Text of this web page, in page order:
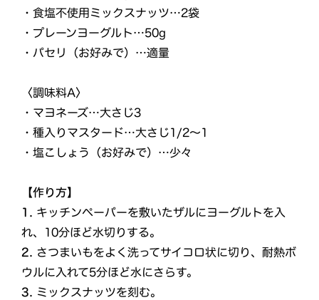
・食塩不使用ミックスナッツ…2袋
・プレーンヨーグルト…50g
・パセリ（お好みで）…適量
〈調味料A〉
・マヨネーズ…大さじ3
・種入りマスタード…大さじ1/2～1
・塩こしょう（お好みで）…少々
【作り方】
1. キッチンペーパーを敷いたザルにヨーグルトを入
れ、10分ほど水切りする。
2. さつまいもをよく洗ってサイコロ状に切り、耐熱ボ
ウルに入れて5分ほど水にさらす。
3. ミックスナッツを刻む。